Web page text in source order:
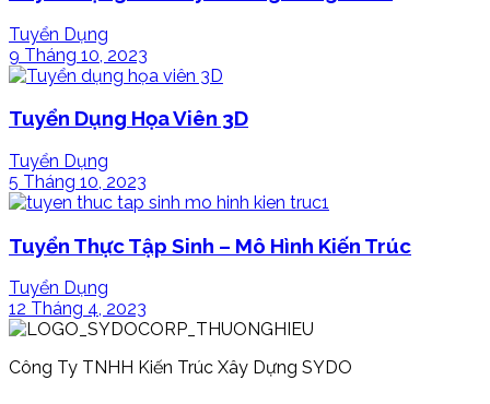
Tuyển Dụng
9 Tháng 10, 2023
Tuyển Dụng Họa Viên 3D
Tuyển Dụng
5 Tháng 10, 2023
Tuyển Thực Tập Sinh – Mô Hình Kiến Trúc
Tuyển Dụng
12 Tháng 4, 2023
Công Ty TNHH Kiến Trúc Xây Dựng SYDO